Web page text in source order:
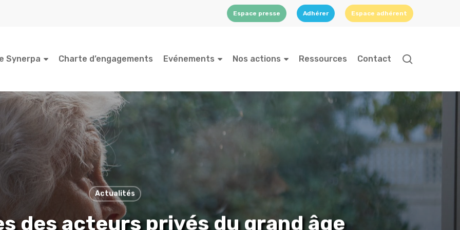
Espace presse Adhérer Espace adhérent
Synerpa Charte d’engagements Evénements Nos actions Ressources Contact
Actualités
des acteurs privés du grand âge